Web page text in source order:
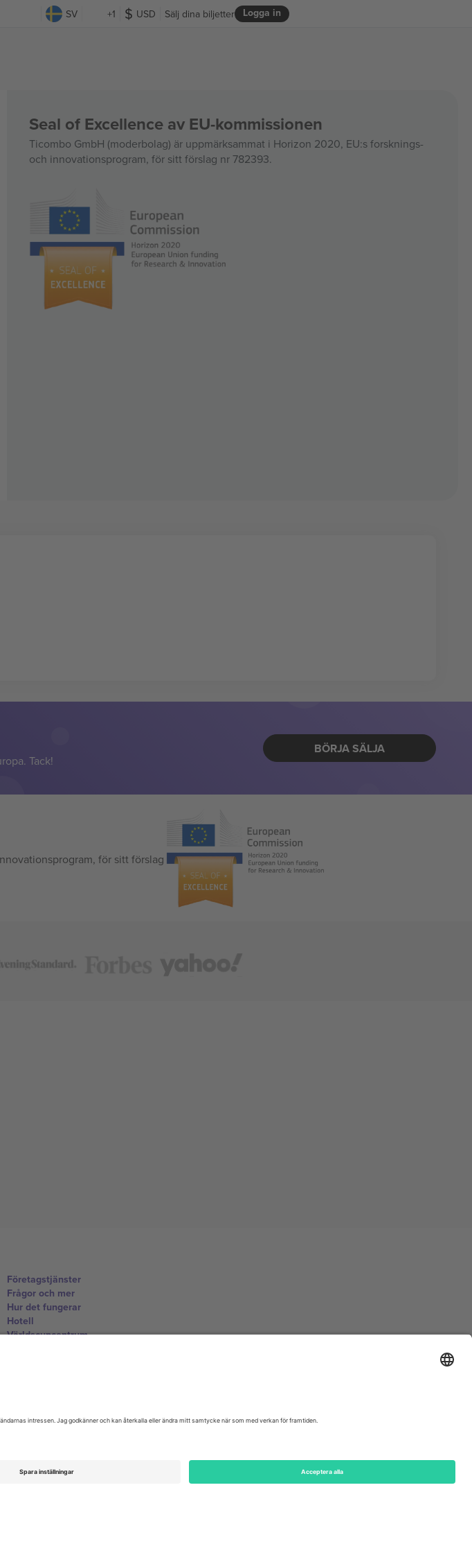
SV +1 USD Logga in
Sälj dina biljetter
Seal of Excellence av EU-kommissionen
Ticombo GmbH (moderbolag) är uppmärksammat i Horizon 2020, EU:s forsknings-
och innovationsprogram, för sitt förslag nr 782393.
Tack!
BÖRJA SÄLJA
för sitt förslag
Företagstjänster
Frågor och mer
Hur det fungerar
Hotell
Världscupcentrum